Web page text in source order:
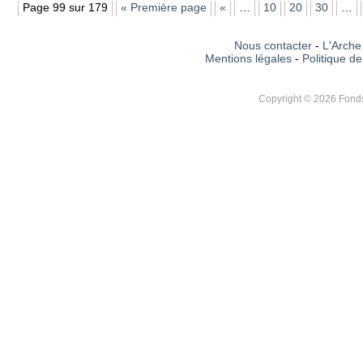
Page 99 sur 179 « Première page « 10 20 30
Nous contacter-
Mentions légales - Politique
Copyright © 2026